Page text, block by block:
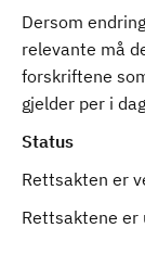
Dersom
relevante må
forskriftene
gjelder per i
Status
Rettsakten er
Rettsaktene er